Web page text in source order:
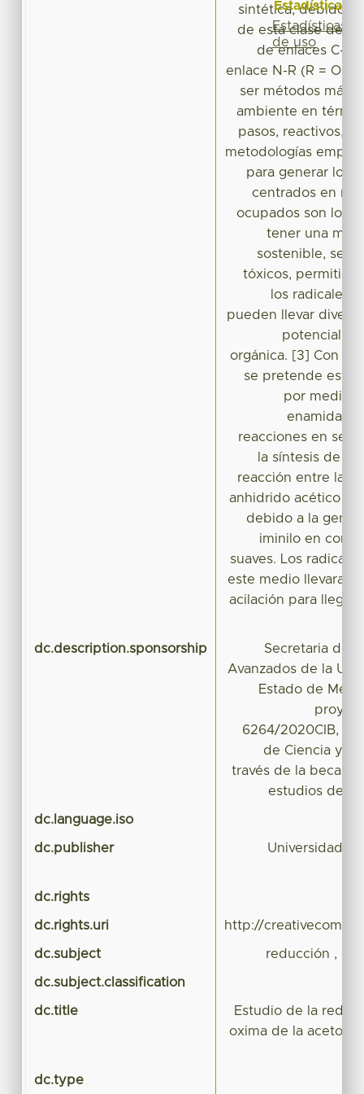
sintética, debido a
de esta clase de
de enlaces C-N
enlace N-R (R = OH,
ser métodos más
ambiente en
pasos, reactivos,
metodologías
para generar los
centrados en
ocupados son los
tener una
sostenible, ser
tóxicos,
los radicales
pueden llevar
orgánica. [3] Con
se pretende
por medio
enamidas
reacciones en
la síntesis de
reacción entre la
anhidrido acético y
debido a la
iminilo en
suaves. Los
este medio llevaran
acilación para llegar
dc.description.sponsorship
Secretaria de
Avanzados de la
Estado de
6264/2020CIB, y
de Ciencia y
través de la beca
estudios de
dc.language.iso
dc.publisher Universidad
dc.rights
dc.rights.uri http://
dc.subject reducción ,
dc.subject.classification
dc.title
Estudio de la
oxima de la
dc.type
Estadísticas
Estadísticas
de uso